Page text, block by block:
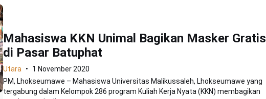
Mahasiswa KKN Unimal Bagikan Masker Gratis
di Pasar Batuphat
Utara
1 November 2020
PM, Lhokseumawe – Mahasiswa Universitas Malikussaleh, Lhokseumawe yang
tergabung dalam Kelompok 286 program Kuliah Kerja Nyata (KKN) membagikan